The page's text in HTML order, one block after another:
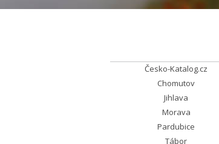
Česko-Katalog.cz
Chomutov
Jihlava
Morava
Pardubice
Tábor